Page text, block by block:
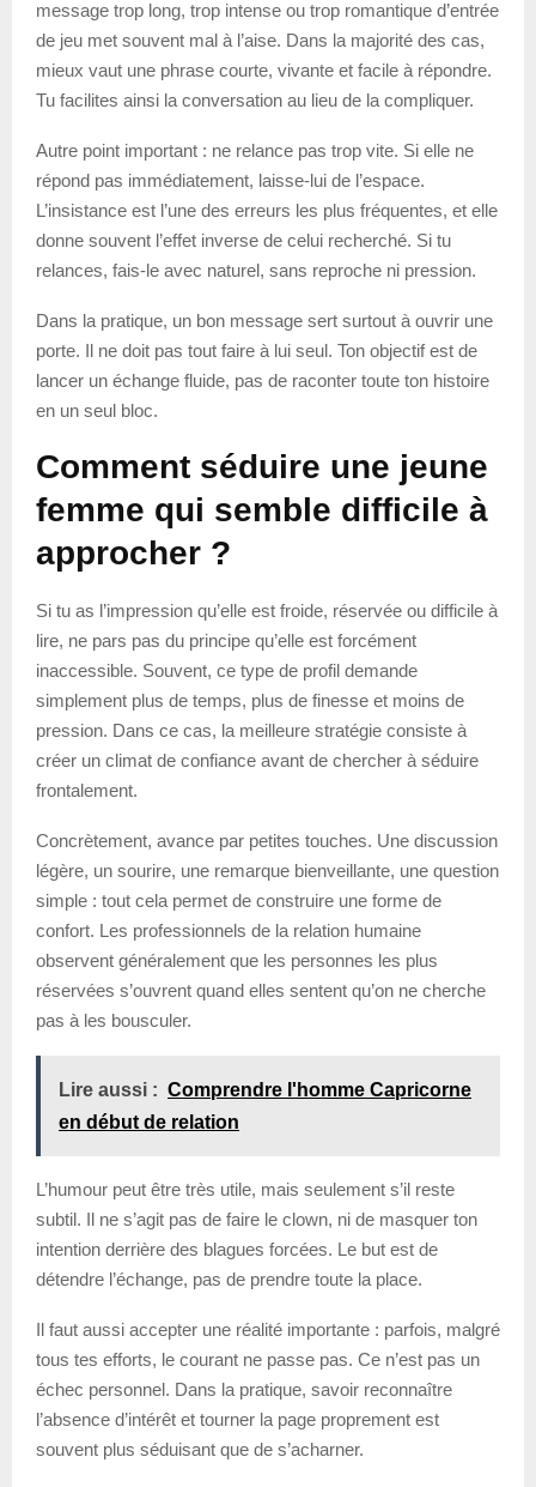
message trop long, trop intense ou trop romantique d’entrée
de jeu met souvent mal à l’aise. Dans la majorité des cas,
mieux vaut une phrase courte, vivante et facile à répondre.
Tu facilites ainsi la conversation au lieu de la compliquer.
Autre point important : ne relance pas trop vite. Si elle ne
répond pas immédiatement, laisse-lui de l’espace.
L’insistance est l’une des erreurs les plus fréquentes, et elle
donne souvent l’effet inverse de celui recherché. Si tu
relances, fais-le avec naturel, sans reproche ni pression.
Dans la pratique, un bon message sert surtout à ouvrir une
porte. Il ne doit pas tout faire à lui seul. Ton objectif est de
lancer un échange fluide, pas de raconter toute ton histoire
en un seul bloc.
Comment séduire une jeune
femme qui semble difficile à
approcher ?
Si tu as l’impression qu’elle est froide, réservée ou difficile à
lire, ne pars pas du principe qu’elle est forcément
inaccessible. Souvent, ce type de profil demande
simplement plus de temps, plus de finesse et moins de
pression. Dans ce cas, la meilleure stratégie consiste à
créer un climat de confiance avant de chercher à séduire
frontalement.
Concrètement, avance par petites touches. Une discussion
légère, un sourire, une remarque bienveillante, une question
simple : tout cela permet de construire une forme de
confort. Les professionnels de la relation humaine
observent généralement que les personnes les plus
réservées s’ouvrent quand elles sentent qu’on ne cherche
pas à les bousculer.
Lire aussi : Comprendre l'homme Capricorne
en début de relation
L’humour peut être très utile, mais seulement s’il reste
subtil. Il ne s’agit pas de faire le clown, ni de masquer ton
intention derrière des blagues forcées. Le but est de
détendre l’échange, pas de prendre toute la place.
Il faut aussi accepter une réalité importante : parfois, malgré
tous tes efforts, le courant ne passe pas. Ce n’est pas un
échec personnel. Dans la pratique, savoir reconnaître
l’absence d’intérêt et tourner la page proprement est
souvent plus séduisant que de s’acharner.